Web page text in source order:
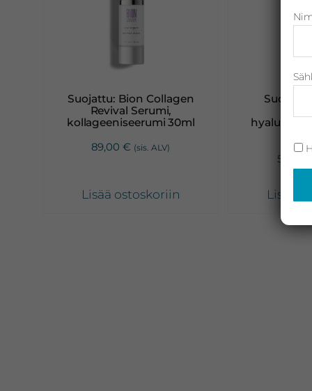
Raili
Suojattu: Bion Collagen
Revival Serumi,
kollageeniseerumi 30ml
89,00€ (sis. ALV)
Lisää ostoskoriin
Suojattu:
56,00
Lisää